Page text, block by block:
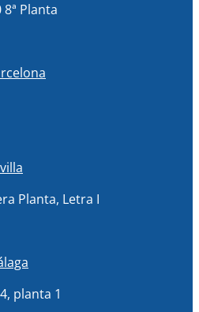
Planta
Planta, Letra I
planta 1